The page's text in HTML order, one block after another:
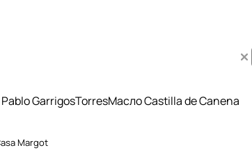
GarrigosTorresМасло Castilla de Canena
Margot